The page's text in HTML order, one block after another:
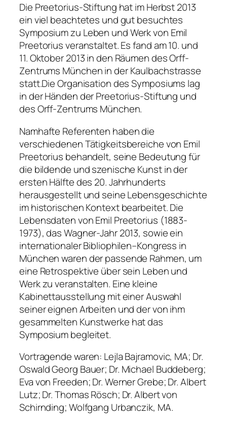
Die Preetorius-Stiftung hat im Herbst 2013
ein viel beachtetes und gut besuchtes
Symposium zu Leben und Werk von Emil
Preetorius veranstaltet. Es fand am 10. und
11. Oktober 2013 in den Räumen des Orff-
Zentrums München in der Kaulbachstrasse
statt.Die Organisation des Symposiums lag
in der Händen der Preetorius-Stiftung und
des Orff-Zentrums München.
Namhafte Referenten haben die
verschiedenen Tätigkeitsbereiche von Emil
Preetorius behandelt, seine Bedeutung für
die bildende und szenische Kunst in der
ersten Hälfte des 20. Jahrhunderts
herausgestellt und seine Lebensgeschichte
im historischen Kontext bearbeitet. Die
Lebensdaten von Emil Preetorius (1883-
1973), das Wagner-Jahr 2013, sowie ein
internationaler Bibliophilen–Kongress in
München waren der passende Rahmen, um
eine Retrospektive über sein Leben und
Werk zu veranstalten. Eine kleine
Kabinettausstellung mit einer Auswahl
seiner eignen Arbeiten und der von ihm
gesammelten Kunstwerke hat das
Symposium begleitet.
Vortragende waren: Lejla Bajramovic, MA; Dr.
Oswald Georg Bauer; Dr. Michael Buddeberg;
Eva von Freeden; Dr. Werner Grebe; Dr. Albert
Lutz; Dr. Thomas Rösch; Dr. Albert von
Schirnding; Wolfgang Urbanczik, MA.